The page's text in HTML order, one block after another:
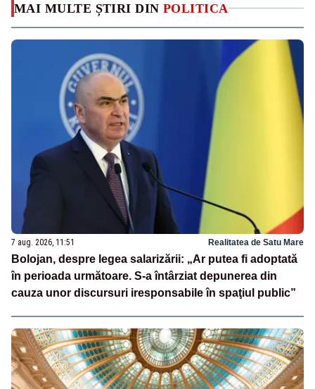
MAI MULTE ȘTIRI DIN POLITICA
7 aug. 2026, 11:51 Realitatea de Satu Mare
Bolojan, despre legea salarizării: „Ar putea fi adoptată
în perioada următoare. S-a întârziat depunerea din
cauza unor discursuri iresponsabile în spaţiul public”